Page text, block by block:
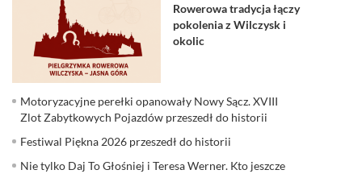
Rowerowa tradycja łączy
pokolenia z Wilczysk i
okolic
Motoryzacyjne perełki opanowały Nowy Sącz. XVIII
Zlot Zabytkowych Pojazdów przeszedł do historii
Festiwal Piękna 2026 przeszedł do historii
Nie tylko Daj To Głośniej i Teresa Werner. Kto jeszcze